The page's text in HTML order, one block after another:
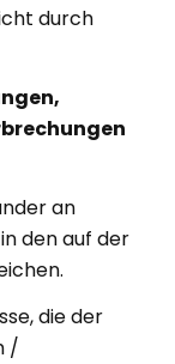
durch
an
den auf der
die der
/